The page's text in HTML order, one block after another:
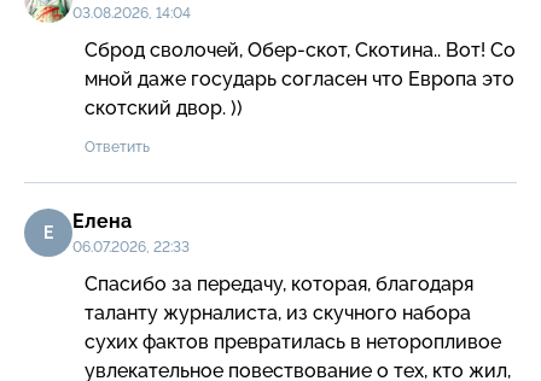
03.08.2026, 14:04
Сброд сволочей, Обер-скот, Скотина.. Вот! Со
мной даже государь согласен что Европа это
скотский двор. ))
Ответить
Е Елена
06.07.2026, 22:33
Спасибо за передачу, которая, благодаря
таланту журналиста, из скучного набора
сухих фактов превратилась в неторопливое
увлекательное повествование о тех, кто жил,